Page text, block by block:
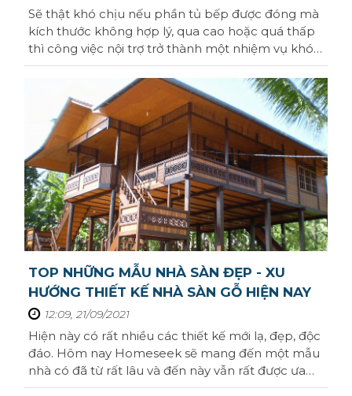
Quảng Ngãi
Bến Tre
Cà Mau
Vĩnh Long
Ninh Bình
Phú Thọ
Ninh Thuận
Phú Yên
Hà Nam
Hà Tĩnh
Đồng Tháp
Sẽ thật khó chịu nếu phần tủ bếp được đóng mà
kích thước không hợp lý, qua cao hoặc quá thấp
thì công việc nội trợ trở thành một nhiệm vụ khó
khăn. Vậy hãy cùng Homeseek tìm hiểu một kích
thước bếp chuẩn là bao nhiêu nhé.Kích thước
bếp chuẩn là gì?Kích thước tủ bếp tiêu chuẩn
được dựa trên cơ sở khoa học của bộ ...
TOP NHỮNG MẪU NHÀ SÀN ĐẸP - XU
HƯỚNG THIẾT KẾ NHÀ SÀN GỖ HIỆN NAY
12:09, 21/09/2021
Hiện này có rất nhiều các thiết kế mới lạ, đẹp, độc
đáo. Hôm nay Homeseek sẽ mang đến một mẫu
nhà có đã từ rất lâu và đến này vẫn rất được ưa
chuộng đó là mẫu nhà sàn đẹp, và nhưng xu